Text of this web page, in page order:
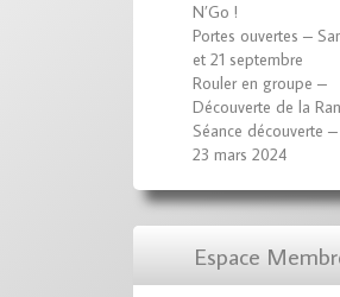
N’Go !
Portes ouvertes –
et 21 septembre
Rouler en groupe –
Découverte de la
Séance découverte
23 mars 2024
Espace